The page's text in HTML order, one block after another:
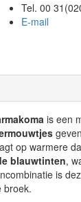
Tel. 00
E-mail
is een
op warmere
blauwtinten,
is
broek.